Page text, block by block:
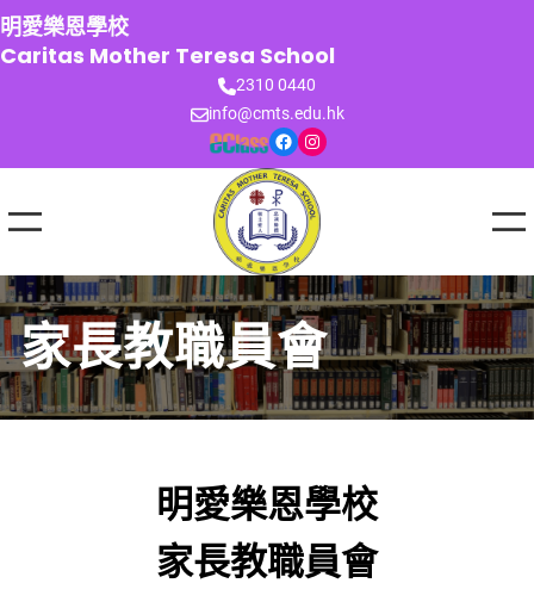
跳
至
主
明愛樂恩學校
Caritas Mother Teresa School
2310 0440
info@cmts.edu.hk
Facebook Instagram
家長教職員會
明愛樂恩學校
家長教職員會